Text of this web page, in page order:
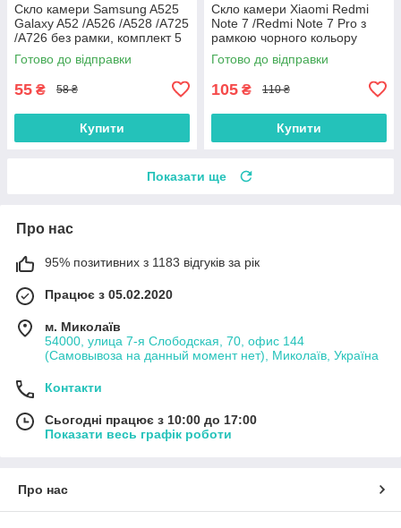
Скло камери Samsung A525
Galaxy A52 /A526 /A528 /A725
/A726 без рамки, комплект 5
шт.
Готово до відправки
55 ₴ 58 ₴
Купити
Скло камери Xiaomi Redmi
Note 7 /Redmi Note 7 Pro з
рамкою чорного кольору
Готово до відправки
105 ₴ 110 ₴
Купити
Показати ще
Про нас
95% позитивних з 1183 відгуків за рік
Працює з 05.02.2020
м. Миколаїв
54000, улица 7-я Слободская, 70, офис 144
(Самовывоза на данный момент нет), Миколаїв, Україна
Контакти
Сьогодні працює з 10:00 до 17:00
Показати весь графік роботи
Про нас